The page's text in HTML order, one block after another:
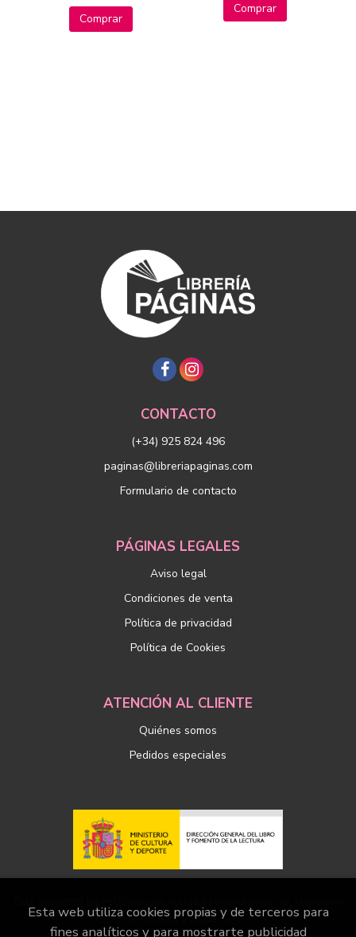
Comprar
Comprar
CONTACTO
(+34) 925 824 496
paginas@libreriapaginas.com
Formulario de contacto
PÁGINAS LEGALES
Aviso legal
Condiciones de venta
Política de privacidad
Política de Cookies
ATENCIÓN AL CLIENTE
Quiénes somos
Pedidos especiales
de Cultura y Deporte
Esta web utiliza cookies propias y de terceros para
fines analíticos y para mostrarte publicidad